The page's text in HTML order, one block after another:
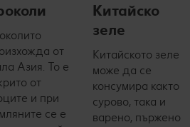
от
Азия. То е
от
и при
се е
Китайско
зеле
Китайското зеле
може да се
консумира както
сурово, така и
варено, пържено